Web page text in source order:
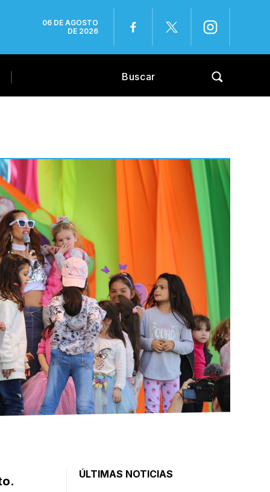
06 DE AGOSTO
DE 2026
ÚLTIMAS NOTICIAS